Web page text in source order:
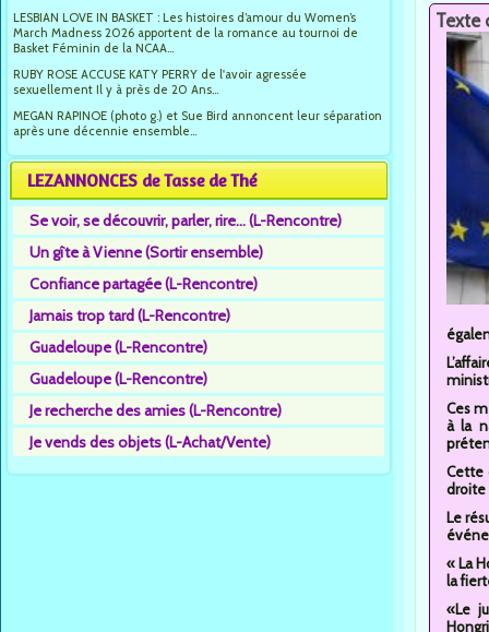
LESBIAN LOVE IN BASKET : Les histoires d’amour du Women’s
March Madness 2026 apportent de la romance au tournoi de
Basket Féminin de la NCAA...
RUBY ROSE ACCUSE KATY PERRY de l'avoir agressée
sexuellement Il y à près de 20 Ans...
MEGAN RAPINOE (photo g.) et Sue Bird annoncent leur séparation
après une décennie ensemble...
LEZANNONCES de Tasse de Thé
Se voir, se découvrir, parler, rire... (L-Rencontre)
Un gîte à Vienne (Sortir ensemble)
Confiance partagée (L-Rencontre)
Jamais trop tard (L-Rencontre)
Guadeloupe (L-Rencontre)
Guadeloupe (L-Rencontre)
Je recherche des amies (L-Rencontre)
Je vends des objets (L-Achat/Vente)
Texte
Ces
à la
Cette
droite
Le
« La
la
«Le